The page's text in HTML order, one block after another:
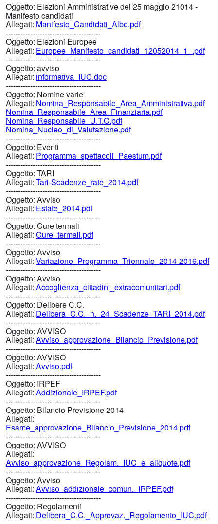
Oggetto: Elezioni Amministrative del 25 maggio 21014 -
Manifesto candidati
Allegati: Manifesto_Candidati_Albo.pdf
---------------------------------------
Oggetto: Elezioni Europee
Allegati: Europee_Manifesto_candidati_12052014_1_.pdf
---------------------------------------
Oggetto: avviso
Allegati: informativa_IUC.doc
---------------------------------------
Oggetto: Nomine varie
Allegati: Nomina_Responsabile_Area_Amministrativa.pdf
Nomina_Responsabile_Area_Finanziaria.pdf
Nomina_Responsabile_U.T.C.pdf
Nomina_Nucleo_di_Valutazione.pdf
---------------------------------------
Oggetto: Eventi
Allegati: Programma_spettacoli_Paestum.pdf
---------------------------------------
Oggetto: TARI
Allegati: Tari-Scadenze_rate_2014.pdf
---------------------------------------
Oggetto: Avviso
Allegati: Estate_2014.pdf
---------------------------------------
Oggetto: Cure termali
Allegati: Cure_termali.pdf
---------------------------------------
Oggetto: Avviso
Allegati: Variazione_Programma_Triennale_2014-2016.pdf
---------------------------------------
Oggetto: Avviso
Allegati: Accoglienza_cittadini_extracomunitari.pdf
---------------------------------------
Oggetto: Delibere C.C.
Allegati: Delibera_C.C._n._24_Scadenze_TARI_2014.pdf
---------------------------------------
Oggetto: AVVISO
Allegati: Avviso_approvazione_Bilancio_Previsione.pdf
---------------------------------------
Oggetto: AVVISO
Allegati: Avviso.pdf
---------------------------------------
Oggetto: IRPEF
Allegati: Addizionale_IRPEF.pdf
---------------------------------------
Oggetto: Bilancio Previsione 2014
Allegati:
Esame_approvazione_Bilancio_Previsione_2014.pdf
---------------------------------------
Oggetto: AVVISO
Allegati:
Avviso_approvazione_Regolam._IUC_e_aliquote.pdf
---------------------------------------
Oggetto: Avviso
Allegati: Avviso_addizionale_comun._IRPEF.pdf
---------------------------------------
Oggetto: Regolamenti
Allegati: Delibera_C.C._Approvaz._Regolamento_IUC.pdf